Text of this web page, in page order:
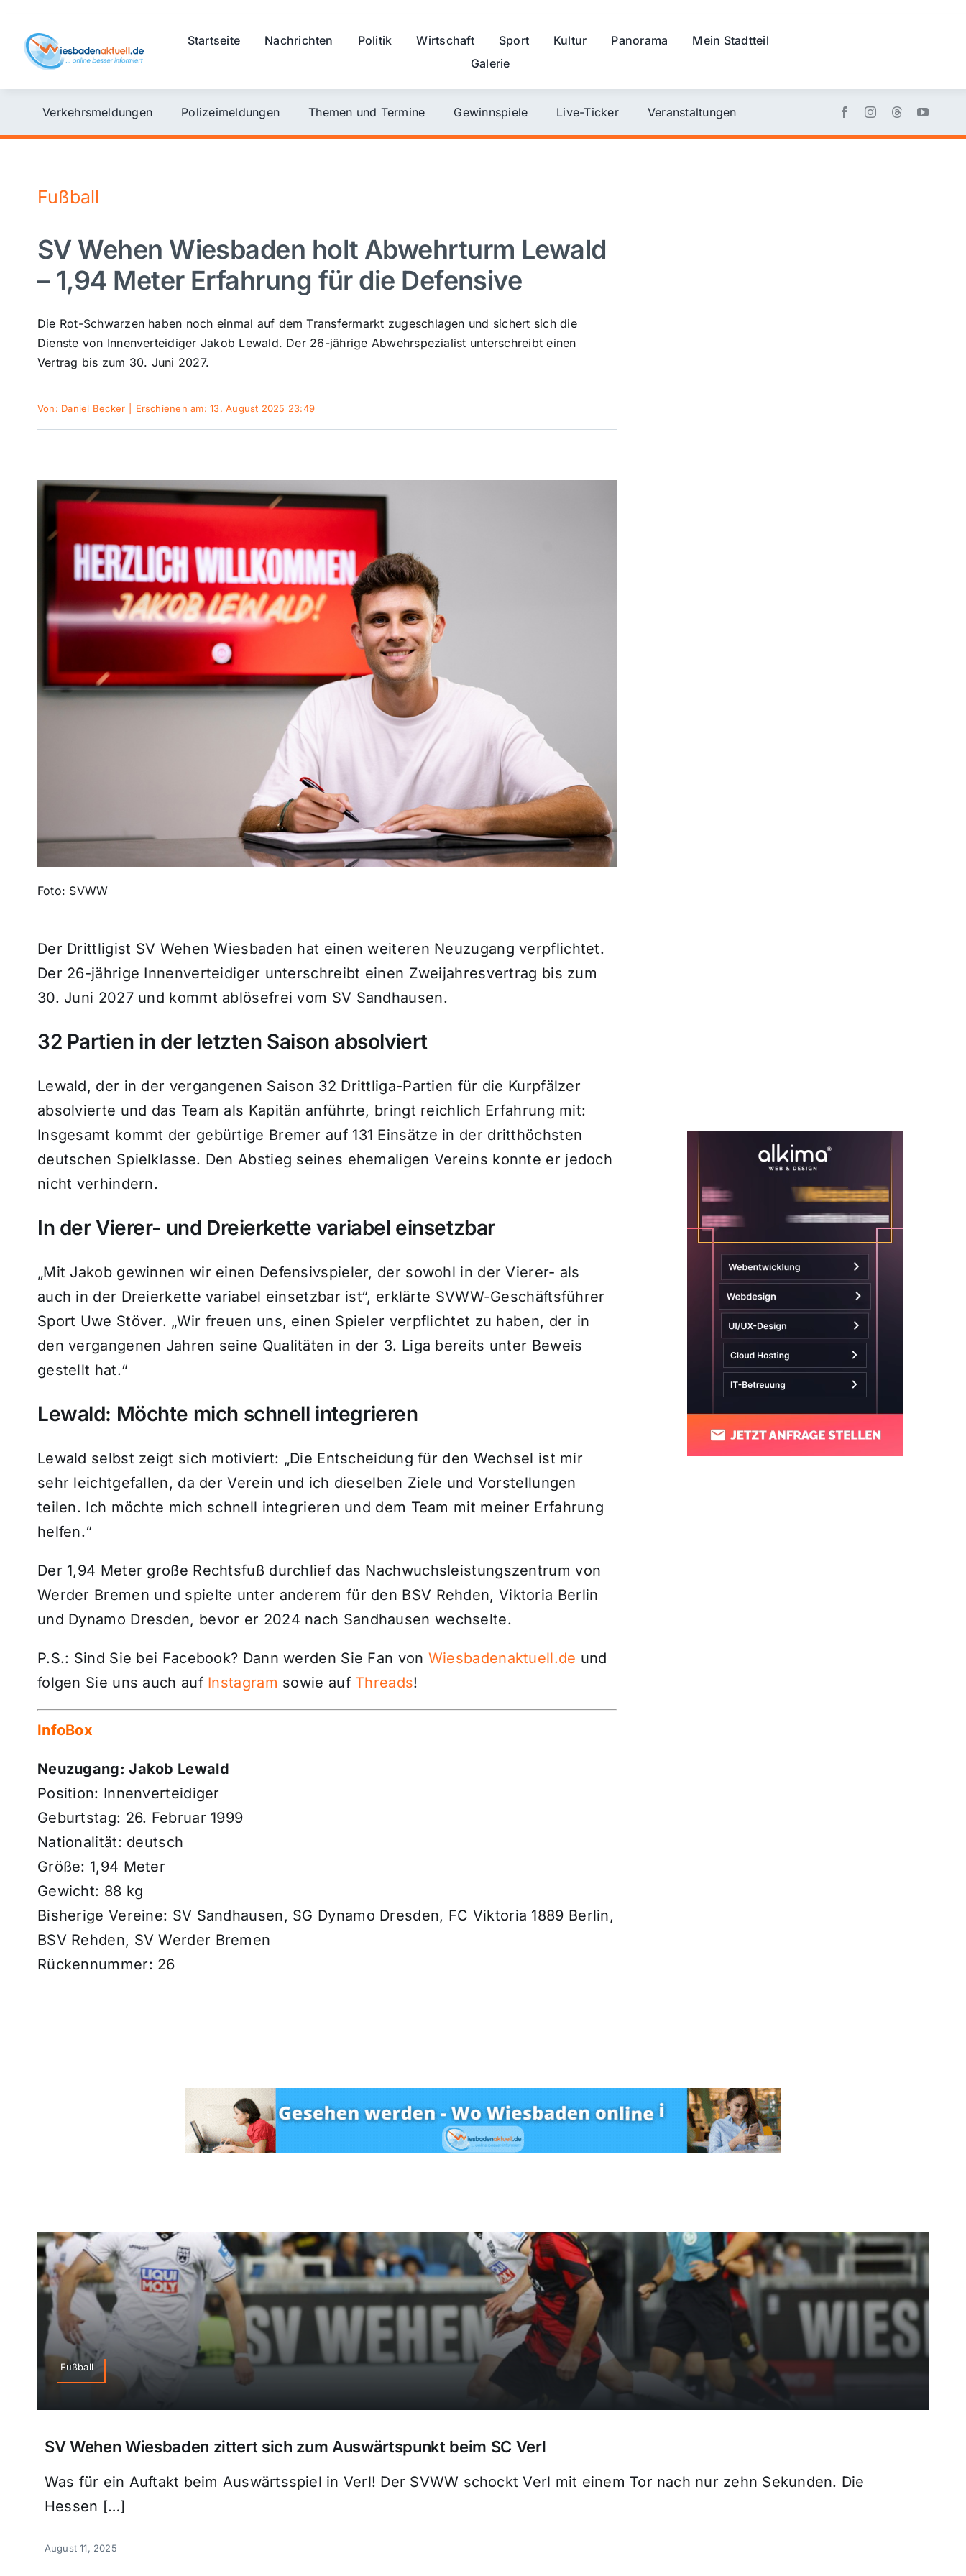
content
Startseite Nachrichten Politik Wirtschaft Sport Kultur Panorama
Mein Stadtteil
Galerie
Verkehrsmeldungen Polizeimeldungen Themen und Termine Gewinnspiele Live-Ticker Veranstaltungen
Fußball
SV Wehen Wiesbaden holt Abwehrturm Lewald
– 1,94 Meter Erfahrung für die Defensive
Die Rot-Schwarzen haben noch einmal auf dem Transfermarkt zugeschlagen und sichert sich die
Dienste von Innenverteidiger Jakob Lewald. Der 26-jährige Abwehrspezialist unterschreibt einen
Vertrag bis zum 30. Juni 2027.
Von: Daniel Becker Erschienen am: 13. August 2025 23:49
Foto: SVWW
Der Drittligist SV Wehen Wiesbaden hat einen weiteren Neuzugang verpflichtet.
Der 26-jährige Innenverteidiger unterschreibt einen Zweijahresvertrag bis zum
30. Juni 2027 und kommt ablösefrei vom SV Sandhausen.
32 Partien in der letzten Saison absolviert
Lewald, der in der vergangenen Saison 32 Drittliga-Partien für die Kurpfälzer
absolvierte und das Team als Kapitän anführte, bringt reichlich Erfahrung mit:
Insgesamt kommt der gebürtige Bremer auf 131 Einsätze in der dritthöchsten
deutschen Spielklasse. Den Abstieg seines ehemaligen Vereins konnte er jedoch
nicht verhindern.
In der Vierer- und Dreierkette variabel einsetzbar
„Mit Jakob gewinnen wir einen Defensivspieler, der sowohl in der Vierer- als
auch in der Dreierkette variabel einsetzbar ist“, erklärte SVWW-Geschäftsführer
Sport Uwe Stöver. „Wir freuen uns, einen Spieler verpflichtet zu haben, der in
den vergangenen Jahren seine Qualitäten in der 3. Liga bereits unter Beweis
gestellt hat.“
Lewald: Möchte mich schnell integrieren
Lewald selbst zeigt sich motiviert: „Die Entscheidung für den Wechsel ist mir
sehr leichtgefallen, da der Verein und ich dieselben Ziele und Vorstellungen
teilen. Ich möchte mich schnell integrieren und dem Team mit meiner Erfahrung
helfen.“
Der 1,94 Meter große Rechtsfuß durchlief das Nachwuchsleistungszentrum von
Werder Bremen und spielte unter anderem für den BSV Rehden, Viktoria Berlin
und Dynamo Dresden, bevor er 2024 nach Sandhausen wechselte.
P.S.: Sind Sie bei Facebook? Dann werden Sie Fan von Wiesbadenaktuell.de und
folgen Sie uns auch auf Instagram sowie auf Threads!
InfoBox
Neuzugang: Jakob Lewald
Position: Innenverteidiger
Geburtstag: 26. Februar 1999
Nationalität: deutsch
Größe: 1,94 Meter
Gewicht: 88 kg
Bisherige Vereine: SV Sandhausen, SG Dynamo Dresden, FC Viktoria 1889 Berlin,
BSV Rehden, SV Werder Bremen
Rückennummer: 26
Fußball
SV Wehen Wiesbaden zittert sich zum Auswärtspunkt beim SC Verl
Was für ein Auftakt beim Auswärtsspiel in Verl! Der SVWW schockt Verl mit einem Tor nach nur zehn Sekunden. Die
Hessen […]
August 11, 2025